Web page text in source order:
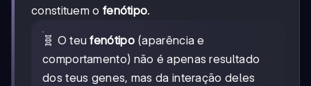
constituem o fenótipo.
🧬 O teufenótipo(aparência e
comportamento) não é apenas resultado
dos teus genes, mas da interação deles